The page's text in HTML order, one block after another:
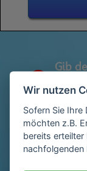
Gib
2
Gib
ein
Wir nutzen
Sofern Sie Ihre
möchten z.B.
bereits erteilter
nachfolgenden